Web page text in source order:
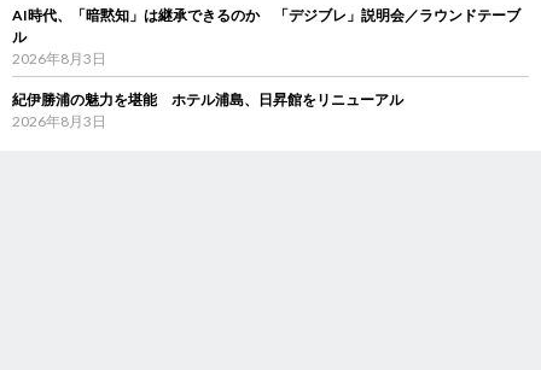
AI時代、「暗黙知」は継承できるのか 「デジブレ」説明会／ラウンドテーブ
ル
2026年8月3日
紀伊勝浦の魅力を堪能 ホテル浦島、日昇館をリニューアル
2026年8月3日